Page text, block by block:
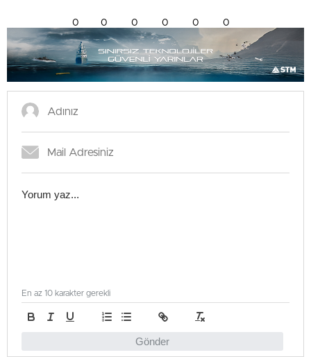
0 0 0 0 0 0
Gönder
En az 10 karakter gerekli